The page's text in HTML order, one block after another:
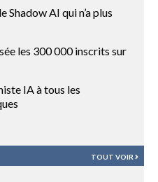
Shadow AI qui n’a plus
les 300 000 inscrits sur
IA à tous les
TOUT VOIR